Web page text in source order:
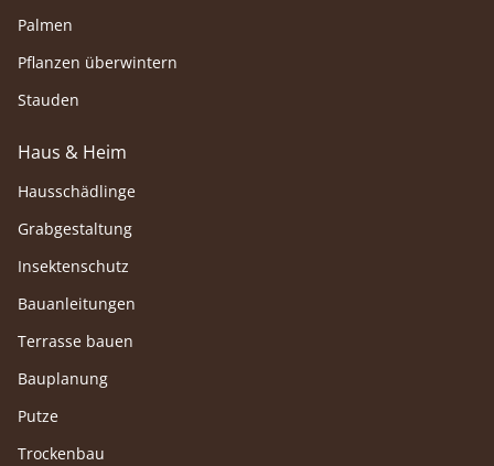
Palmen
Pflanzen überwintern
Stauden
Haus & Heim
Hausschädlinge
Grabgestaltung
Insektenschutz
Bauanleitungen
Terrasse bauen
Bauplanung
Putze
Trockenbau